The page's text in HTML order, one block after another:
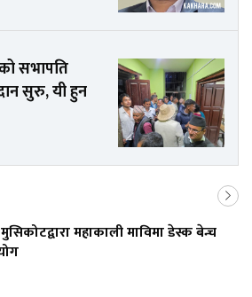
सभापति
सुरु, यी हुन
महाकाली माविमा डेस्क बेन्च